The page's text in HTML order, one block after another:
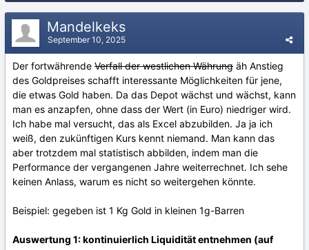
Mandelkeks
September 10, 2025
Der fortwährende Verfall der westlichen Währung äh Anstieg
des Goldpreises schafft interessante Möglichkeiten für jene,
die etwas Gold haben. Da das Depot wächst und wächst, kann
man es anzapfen, ohne dass der Wert (in Euro) niedriger wird.
Ich habe mal versucht, das als Excel abzubilden. Ja ja ich
weiß, den zukünftigen Kurs kennt niemand. Man kann das
aber trotzdem mal statistisch abbilden, indem man die
Performance der vergangenen Jahre weiterrechnet. Ich sehe
keinen Anlass, warum es nicht so weitergehen könnte.
Beispiel: gegeben ist 1 Kg Gold in kleinen 1g-Barren
Auswertung 1: kontinuierlich Liquidität entnehmen (auf